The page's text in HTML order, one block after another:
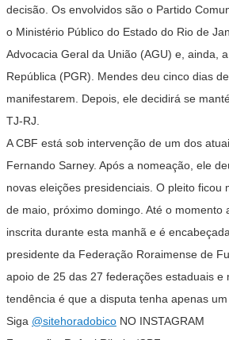
decisão. Os envolvidos são o Partido
o Ministério Público do Estado do Rio de
Advocacia Geral da União (AGU) e, ainda,
República (PGR). Mendes deu cinco dias
manifestarem. Depois, ele decidirá se
TJ-RJ.
A CBF está sob intervenção de um dos
Fernando Sarney. Após a nomeação, ele
novas eleições presidenciais. O pleito ficou
de maio, próximo domingo. Até o momento
inscrita durante esta manhã e é
presidente da Federação Roraimense de
apoio de 25 das 27 federações estaduais e
tendência é que a disputa tenha apenas um
Siga @sitehoradobico NO INSTAGRAM